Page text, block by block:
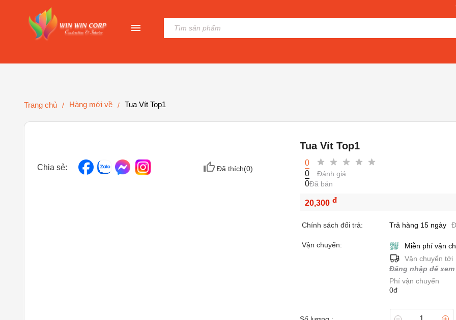
Trang chủ / Hàng mới về / Tua Vít Top1
Chia sẻ: Đã thích(0)
Tua Vít Top1
0
0
Đánh giá
0Đã bán
20,300 đ
Chính sách đổi trả: Trả hàng 15 ngày
Vận chuyển:
Miễn phí vận
Vận chuyển tới
Đăng nhập để
Phí vận chuyển
0đ